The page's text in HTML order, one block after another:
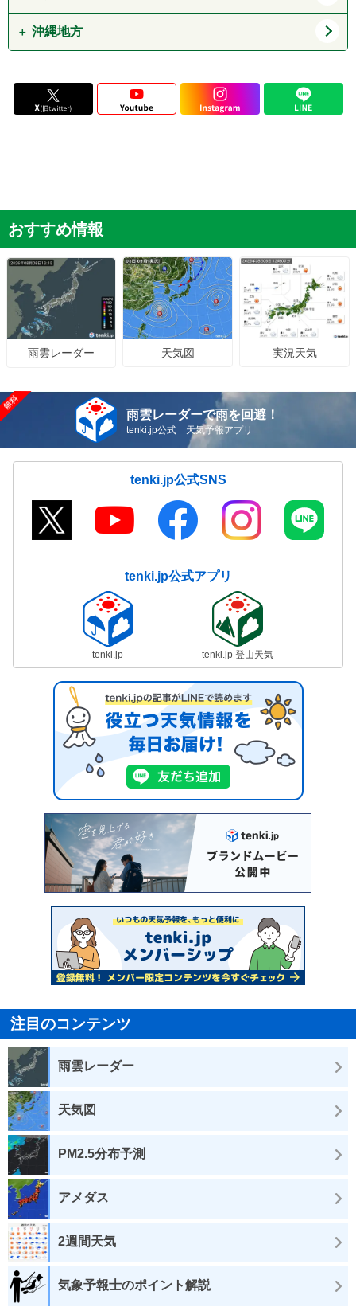
山口県
愛媛県
福岡県
大分県 宮崎県
沖縄地方
おすすめ情報
雨雲レーダー 天気図 実況天気
雨雲レーダーで雨を回避！
tenki.jp公式 天気予報アプリ
tenki.jp公式SNS
tenki.jp公式アプリ
tenki.jp tenki.jp 登山天気
注目のコンテンツ
雨雲レーダー
天気図
PM2.5分布予測
アメダス
2週間天気
気象予報士のポイント解説